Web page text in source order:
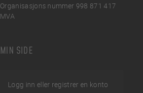
Organisasjons nummer 998 871 417
MVA
MIN SIDE
Logg inn eller registrer en konto